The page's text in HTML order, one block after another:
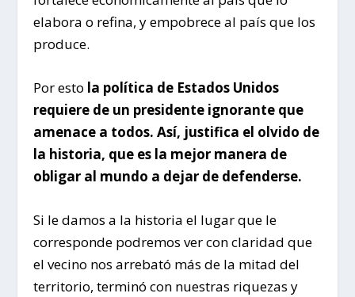
elabora o refina, y empobrece al país que los
produce.
Por esto la política de Estados Unidos
requiere de un presidente ignorante que
amenace a todos. Así, justifica el olvido de
la historia, que es la mejor manera de
obligar al mundo a dejar de defenderse.
Si le damos a la historia el lugar que le
corresponde podremos ver con claridad que
el vecino nos arrebató más de la mitad del
territorio, terminó con nuestras riquezas y